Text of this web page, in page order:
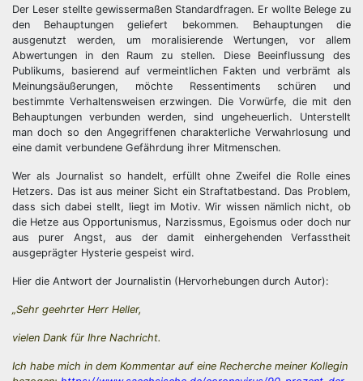
Der Leser stellte gewissermaßen Standardfragen. Er wollte Belege zu
den Behauptungen geliefert bekommen. Behauptungen die
ausgenutzt werden, um moralisierende Wertungen, vor allem
Abwertungen in den Raum zu stellen. Diese Beeinflussung des
Publikums, basierend auf vermeintlichen Fakten und verbrämt als
Meinungsäußerungen, möchte Ressentiments schüren und
bestimmte Verhaltensweisen erzwingen. Die Vorwürfe, die mit den
Behauptungen verbunden werden, sind ungeheuerlich. Unterstellt
man doch so den Angegriffenen charakterliche Verwahrlosung und
eine damit verbundene Gefährdung ihrer Mitmenschen.
Wer als Journalist so handelt, erfüllt ohne Zweifel die Rolle eines
Hetzers. Das ist aus meiner Sicht ein Straftatbestand. Das Problem,
dass sich dabei stellt, liegt im Motiv. Wir wissen nämlich nicht, ob
die Hetze aus Opportunismus, Narzissmus, Egoismus oder doch nur
aus purer Angst, aus der damit einhergehenden Verfasstheit
ausgeprägter Hysterie gespeist wird.
Hier die Antwort der Journalistin (Hervorhebungen durch Autor):
„Sehr geehrter Herr Heller,
vielen Dank für Ihre Nachricht.
Ich habe mich in dem Kommentar auf eine Recherche meiner Kollegin